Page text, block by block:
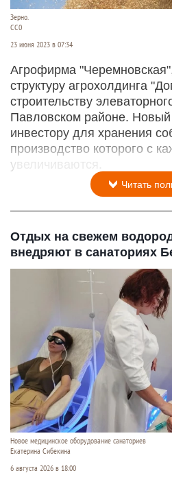
Зерно.
СС0
23 июня 2023 в 07:34
Агрофирма
структуру агрохолдинга
строительству
Павловском районе. Новый
инвестору для хранения
производство которого с
увеличиваются.
Читать
Отдых на свежем
внедряют в санаториях
Новое медицинское оборудование санаториев
Екатерина Сибекина
6 августа 2026 в 18:00